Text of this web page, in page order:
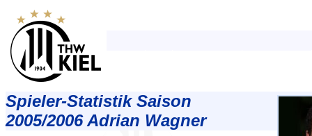
Spieler-Statistik Saison
2005/2006 Adrian Wagner